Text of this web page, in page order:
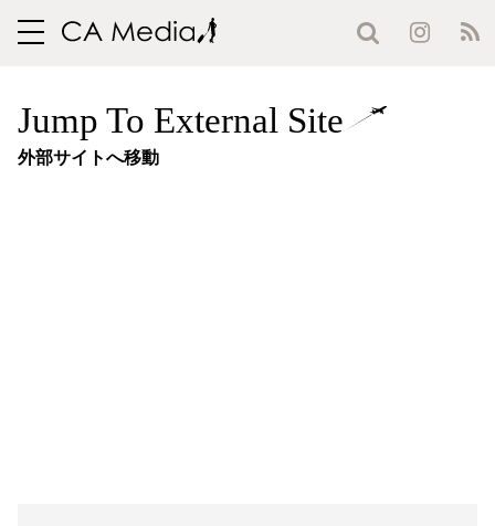
toggle
Jump To External Site
外部サイトへ移動